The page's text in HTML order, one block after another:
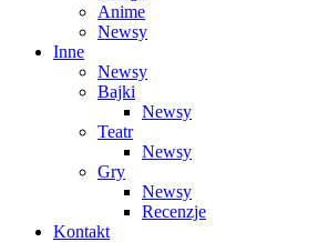
Anime
Newsy
Inne
Newsy
Bajki
Newsy
Teatr
Newsy
Gry
Newsy
Recenzje
Kontakt